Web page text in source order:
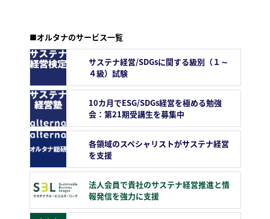
■オルタナのサービス一覧
サステナ経営/SDGsに関する級別（１～
４級）試験
10カ月でESG/SDGs経営を極める勉強
会：第21期受講生を募集中
各領域のスペシャリストがサステナ経営
を支援
法人会員で貴社のサステナ経営推進と情
報発信を強力に支援